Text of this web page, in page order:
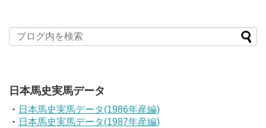
日本馬史実馬データ
・ 日本馬史実馬データ(1986年産編)
・ 日本馬史実馬データ(1987年産編)